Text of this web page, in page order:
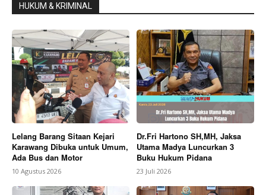
HUKUM & KRIMINAL
Lelang Barang Sitaan Kejari
Karawang Dibuka untuk Umum,
Ada Bus dan Motor
10 Agustus 2026
Dr.Fri Hartono SH,MH, Jaksa
Utama Madya Luncurkan 3
Buku Hukum Pidana
23 Juli 2026